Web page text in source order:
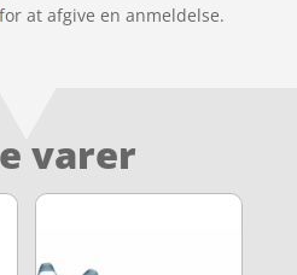
for at afgive en anmeldelse.
varer